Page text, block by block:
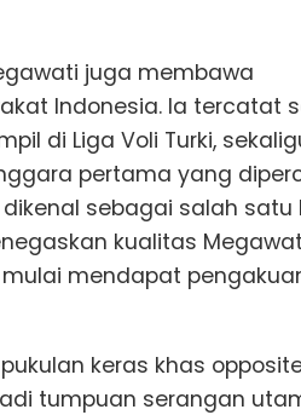
juga membawa
Indonesia. Ia tercatat
di Liga Voli Turki,
pertama yang
sebagai salah satu
kualitas
mendapat
keras khas
tumpuan serangan